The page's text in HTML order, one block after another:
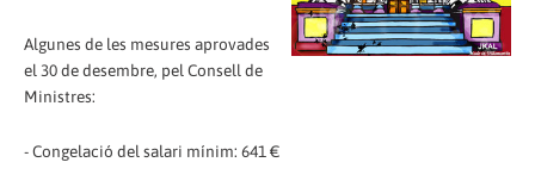
Algunes de les mesures aprovades
el 30 de desembre, pel Consell de
Ministres:
- Congelació del salari mínim: 641 €